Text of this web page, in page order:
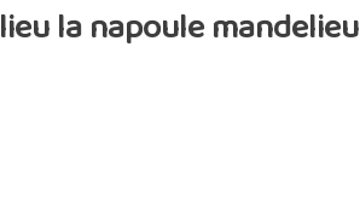
la napoule mandelieu